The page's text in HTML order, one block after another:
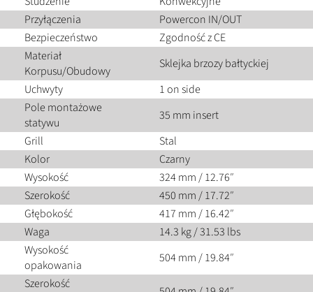
Przyłączenia
Powercon IN/OUT
Bezpieczeństwo
Zgodność z CE
Materiał
Korpusu/Obudowy
Sklejka brzozy bałtyckiej
Uchwyty
1 on side
Pole montażowe
statywu
35 mm insert
Grill
Stal
Kolor
Czarny
Wysokość
324 mm / 12.76″
Szerokość
450 mm / 17.72″
Głębokość
417 mm / 16.42″
Waga
14.3 kg / 31.53 lbs
Wysokość
opakowania
504 mm / 19.84″
Szerokość